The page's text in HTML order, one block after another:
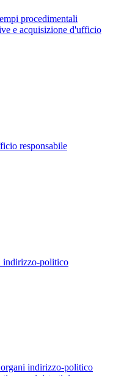
procedimentali
e acquisizione d'ufficio
responsabile
indirizzo-politico
indirizzo-politico